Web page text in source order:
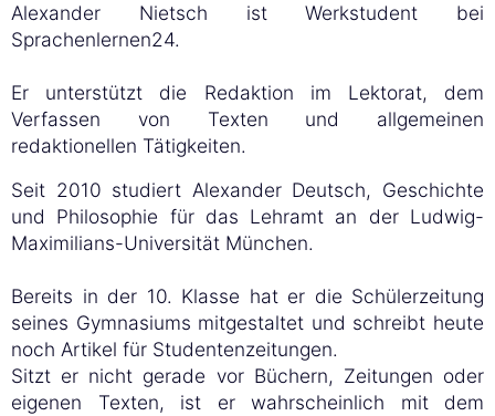
Alexander Nietsch ist Werkstudent bei
Sprachenlernen24.
Er unterstützt die Redaktion im Lektorat, dem
Verfassen von Texten und allgemeinen
redaktionellen Tätigkeiten.
Seit 2010 studiert Alexander Deutsch, Geschichte
und Philosophie für das Lehramt an der Ludwig-
Maximilians-Universität München.
Bereits in der 10. Klasse hat er die Schülerzeitung
seines Gymnasiums mitgestaltet und schreibt heute
noch Artikel für Studentenzeitungen.
Sitzt er nicht gerade vor Büchern, Zeitungen oder
eigenen Texten, ist er wahrscheinlich mit dem